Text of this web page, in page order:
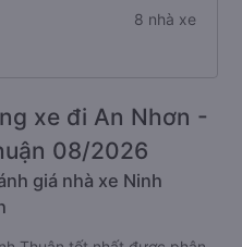
43 chuyến
xe đi An Nhơn -